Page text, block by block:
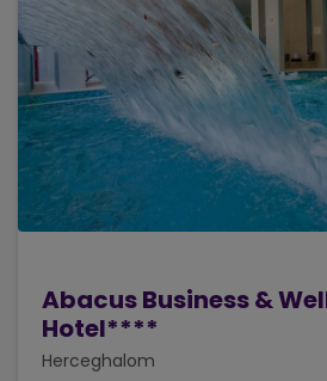
Abacus Business &
Hotel****
Herceghalom